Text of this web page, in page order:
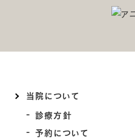
当院について
診療方針
予約について